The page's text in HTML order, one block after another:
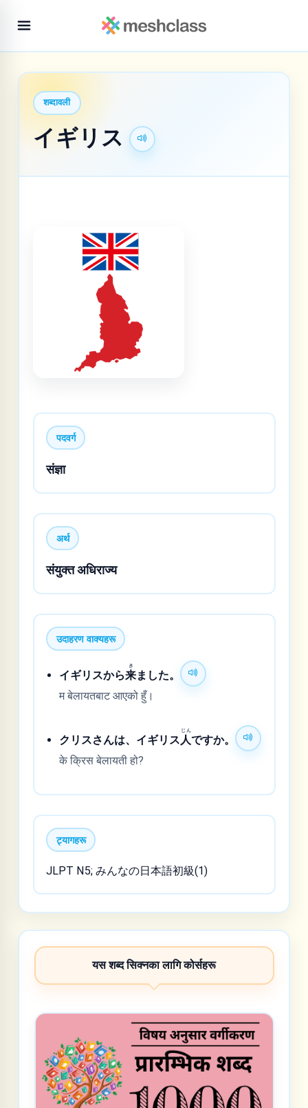
शब्दावली
イギリス
पदवर्ग
संज्ञा
अर्थ
संयुक्त अधिराज्य
उदाहरण वाक्यहरू
イギリスから来
き
ました。
म बेलायतबाट आएको हुँ।
クリスさんは、イギリス 人
じん
ですか。
के क्रिस बेलायती हो?
ट्यागहरू
JLPT N5; みんなの日本語初級(1)
यस शब्द सिक्नका लागि कोर्सहरू